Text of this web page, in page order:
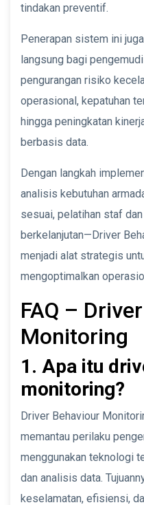
tindakan preventif.
Penerapan sistem ini
langsung bagi
pengurangan risiko
operasional, kepatuhan
hingga peningkatan
berbasis data.
Dengan langkah
analisis kebutuhan
sesuai, pelatihan staf
berkelanjutan—Driver
menjadi alat strategis
mengoptimalkan
FAQ –
Monitoring
1. Apa itu
monitoring?
Driver Behaviour
memantau perilaku
menggunakan teknologi
dan analisis data.
keselamatan, efisiensi,